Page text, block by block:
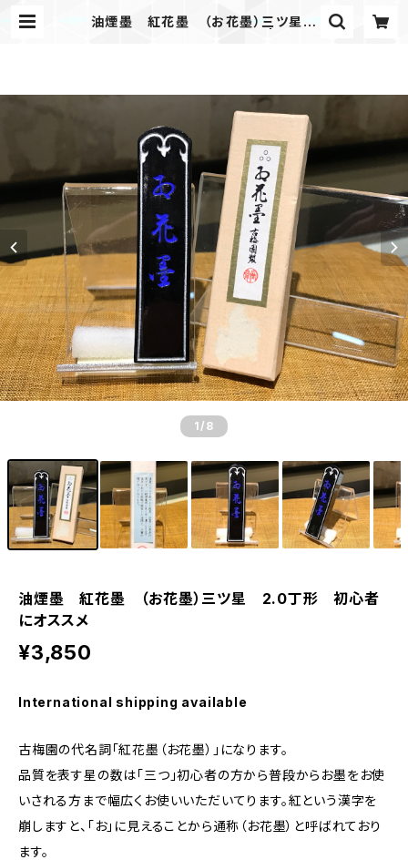
油煙墨 紅花墨 （お花墨）三ツ星
1 /8
油煙墨 紅花墨 （お花墨）三ツ星 2.0丁形 初心者
にオススメ
¥3,850
International shipping available
古梅園の代名詞「紅花墨（お花墨）」になります。
品質を表す星の数は「三つ」初心者の方から普段からお墨をお使
いされる方まで幅広くお使いいただいてります。紅という漢字を
崩しますと、「お」に見えることから通称（お花墨）と呼ばれており
ます。